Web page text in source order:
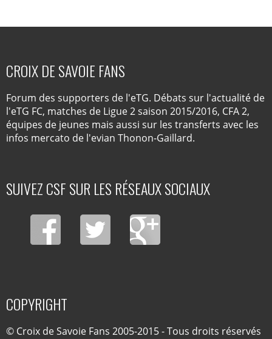
CROIX DE SAVOIE FANS
Forum des supporters de l'eTG. Débats sur l'actualité de
l'eTG FC, matches de Ligue 2 saison 2015/2016, CFA 2,
équipes de jeunes mais aussi sur les transferts avec les
infos mercato de l'evian Thonon-Gaillard.
SUIVEZ CSF SUR LES RÉSEAUX SOCIAUX
COPYRIGHT
© Croix de Savoie Fans 2005-2015 - Tous droits réservés